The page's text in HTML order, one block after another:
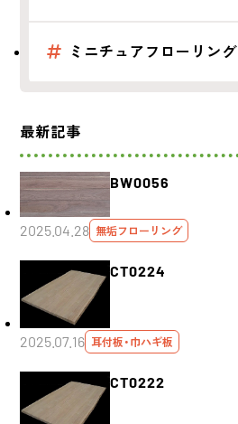
ミニチュアフローリング
最新記事
BW0056
2025.04.28 無垢フローリング
CT0224
2025.07.16 耳付板・巾ハギ板
CT0222